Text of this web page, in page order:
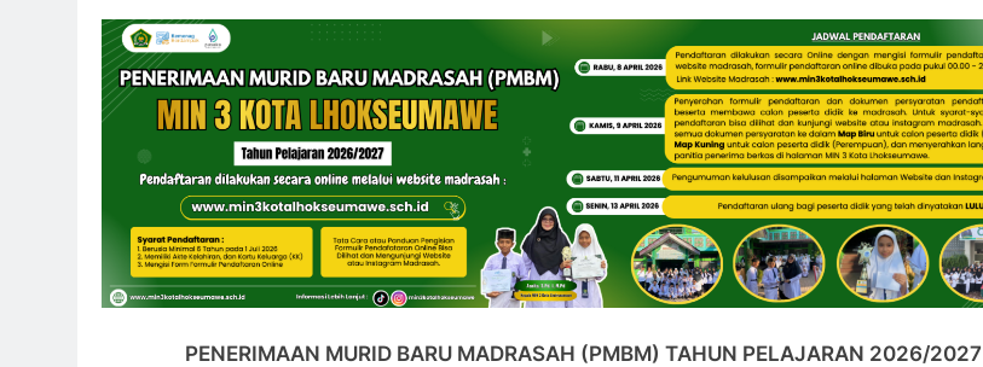
PENERIMAAN MURID BARU MADRASAH (PMBM) TAHUN PELAJARAN 2026/2027